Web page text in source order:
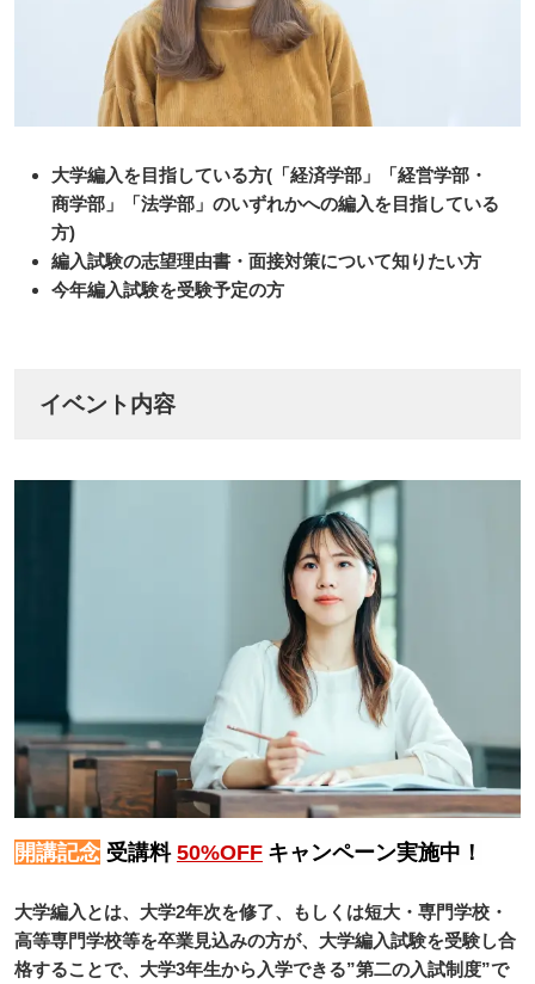
大学編入を目指している方(「経済学部」「経営学部・
商学部」「法学部」のいずれかへの編入を目指している
方)
編入試験の志望理由書・面接対策について知りたい方
今年編入試験を受験予定の方
イベント内容
開講記念 受講料 50%OFF キャンペーン実施中！
大学編入とは、大学2年次を修了、もしくは短大・専門学校・
高等専門学校等を卒業見込みの方が、大学編入試験を受験し合
格することで、大学3年生から入学できる”第二の入試制度”で